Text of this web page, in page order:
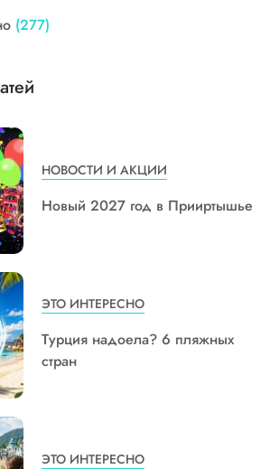
(277)
НОВОСТИ И АКЦИИ
Новый 2027 год в Прииртышье
ЭТО ИНТЕРЕСНО
Турция надоела? 6 пляжных
стран
ЭТО ИНТЕРЕСНО